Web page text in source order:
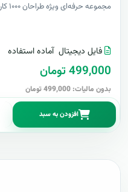
مجموعه حرفه‌ای ویژه طراحان ۱۰۰۰ کارت ویزیت تجاری و حرفه‌ای لایه‌باز ..
فایل دیجیتال آماده استفاده
499,000 تومان
بدون مالیات: 499,000 تومان
افزودن به سبد